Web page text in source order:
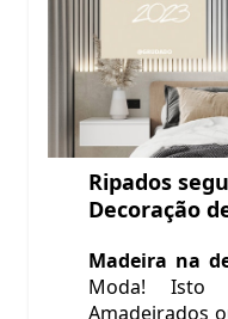
Ripados
Decoração
Madeira na
Moda! Isto
Amadeirados